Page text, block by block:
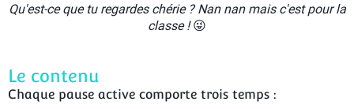
Qu'est-ce que tu regardes chérie ? Nan nan mais c'est pour la
classe !😜​
Le contenu
Chaque pause active comporte trois temps :